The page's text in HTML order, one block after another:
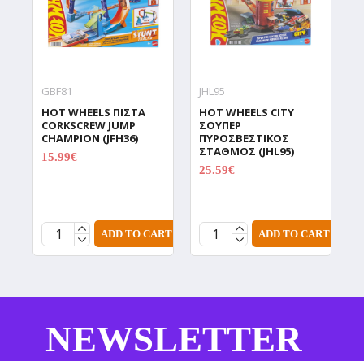
GBF81
HOT WHEELS ΠΙΣΤΑ
CORKSCREW JUMP
CHAMPION (JFH36)
15.99€
ADD TO CART
JHL95
HOT WHEELS CITY
ΣΟΥΠΕΡ
ΠΥΡΟΣΒΕΣΤΙΚΟΣ
ΣΤΑΘΜΟΣ (JHL95)
25.59€
ADD TO CART
NEWSLETTER